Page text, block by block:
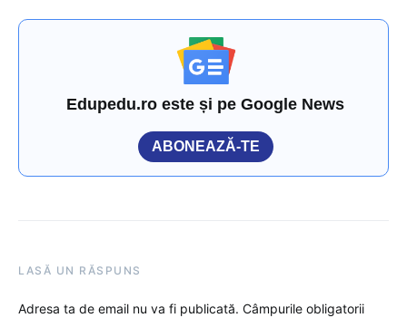
Edupedu.ro este și pe Google News
ABONEAZĂ-TE
LASĂ UN RĂSPUNS
Adresa ta de email nu va fi publicată. Câmpurile obligatorii